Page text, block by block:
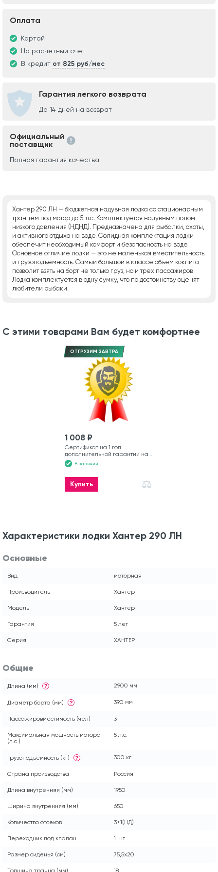
Оплата
Картой
На расчётный счёт
В кредит от 825 руб/мес
Гарантия легкого возврата
До 14 дней на возврат
Официальный
поставщик
Полная гарантия качества
Хантер 290 ЛН — бюджетная надувная лодка со стационарным
транцем под мотор до 5 л.с. Комплектуется надувным полом
низкого давления (НДНД). Предназначена для рыбалки, охоты,
и активного отдыха на воде. Солидная комплектация лодки
обеспечит необходимый комфорт и безопасность на воде.
Основное отличие лодки — это не маленькая вместительность
и грузоподъемность. Самый большой в классе объем кокпита
позволит взять на борт не только груз, но и трех пассажиров.
Лодка комплектуется в одну сумку, что по достоинству оценят
любители рыбаки.
С этими товарами Вам будет комфортнее
ОТГРУЗИМ ЗАВТРА
1 008 ₽
Сертификат на 1 год
дополнительной гарантии на
моторную лодку
В наличии
Купить
Характеристики лодки Хантер 290 ЛН
Основные
Вид моторная
Производитель Хантер
Модель Хантер
Гарантия 5 лет
Серия ХАНТЕР
Общие
Длина (мм) ? 2900 мм
Диаметр борта (мм) ? 390 мм
Пассажировместимость (чел) 3
Максимальная мощность мотора
(л.с.)
5 л.с.
Грузоподъемность (кг) ? 300 кг
Страна производства Россия
Длина внутренняя (мм) 1950
Ширина внутренняя (мм) 650
Количество отсеков 3+1(НД)
Переходник под клапан 1 шт
Размер сиденья (см) 75,5x20
Толщина транца (мм) 18